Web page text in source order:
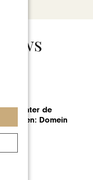
achter de
wijnen: Domein